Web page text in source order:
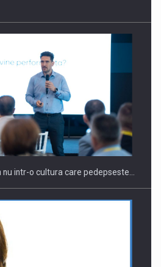
RETHINK STRATEGY-Finantare
nu intr-o cultura care pedepseste…